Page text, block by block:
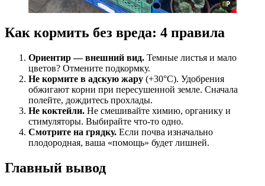
Как кормить без вреда: 4 правила
Ориентир — внешний вид. Темные листья и мало
цветов? Отмените подкормку.
Не кормите в адскую жару (+30°C). Удобрения
обжигают корни при пересушенной земле. Сначала
полейте, дождитесь прохлады.
Не коктейли. Не смешивайте химию, органику и
стимуляторы. Выбирайте что-то одно.
Смотрите на грядку. Если почва изначально
плодородная, ваша «помощь» будет лишней.
Главный вывод